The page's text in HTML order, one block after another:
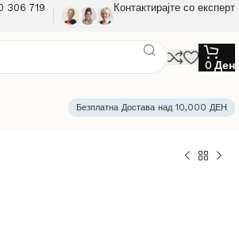
306 719 Контактирајте со експерт
0 Ден
Безплатна Достава над 10,000 ДЕН